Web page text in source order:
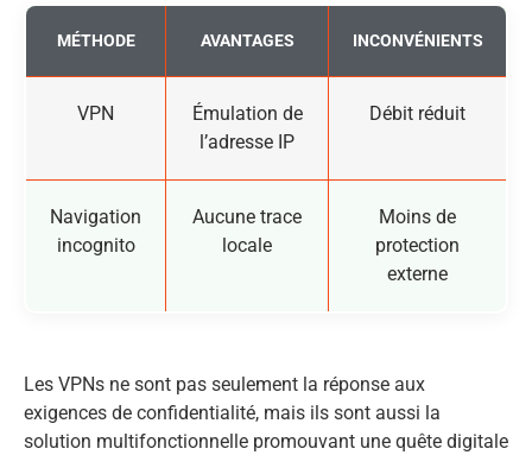
MÉTHODE AVANTAGES INCONVÉNIENTS
VPN
Émulation de
l’adresse IP
Débit réduit
Navigation
incognito
Aucune trace
locale
Moins de
protection
externe
Les VPNs ne sont pas seulement la réponse aux
exigences de confidentialité, mais ils sont aussi la
solution multifonctionnelle promouvant une quête digitale